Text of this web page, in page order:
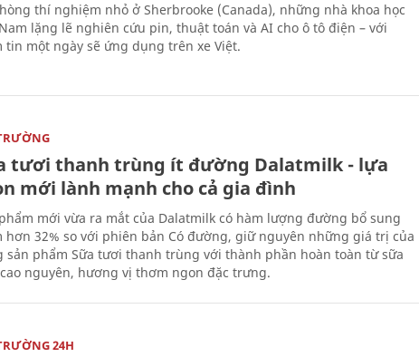
thí nghiệm nhỏ ở Sherbrooke (Canada), những nhà khoa học
lặng lẽ nghiên cứu pin, thuật toán và AI cho ô tô điện – với
tin một ngày sẽ ứng dụng trên xe Việt.
tươi thanh trùng ít đường Dalatmilk - lựa
mới lành mạnh cho cả gia đình
mới vừa ra mắt của Dalatmilk có hàm lượng đường bổ sung
hơn 32% so với phiên bản Có đường, giữ nguyên những giá trị của
sản phẩm Sữa tươi thanh trùng với thành phần hoàn toàn từ sữa
nguyên, hương vị thơm ngon đặc trưng.
24H